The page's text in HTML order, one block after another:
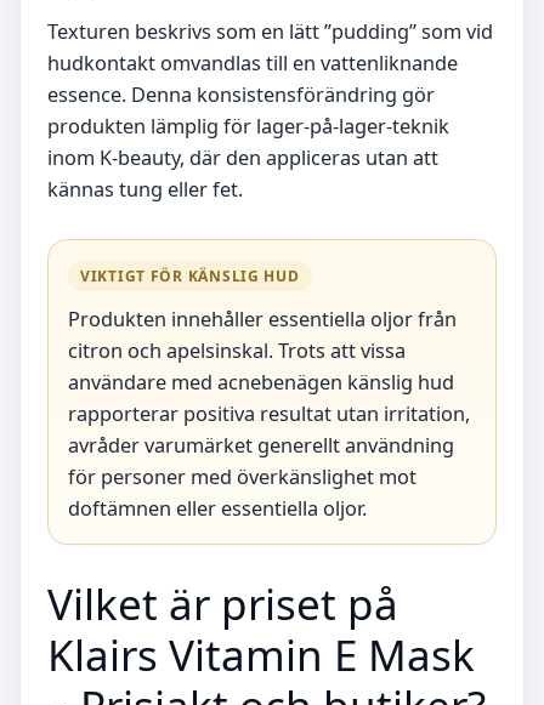
Texturen beskrivs som en lätt ”pudding” som vid
hudkontakt omvandlas till en vattenliknande
essence. Denna konsistensförändring gör
produkten lämplig för lager-på-lager-teknik
inom K-beauty, där den appliceras utan att
kännas tung eller fet.
VIKTIGT FÖR KÄNSLIG HUD
Produkten innehåller essentiella oljor från
citron och apelsinskal. Trots att vissa
användare med acnebenägen känslig hud
rapporterar positiva resultat utan irritation,
avråder varumärket generellt användning
för personer med överkänslighet mot
doftämnen eller essentiella oljor.
Vilket är priset på
Klairs Vitamin E Mask